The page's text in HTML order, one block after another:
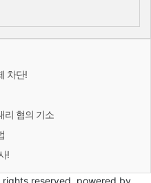
차단!
리 혐의 기소
!
reserved. powered by